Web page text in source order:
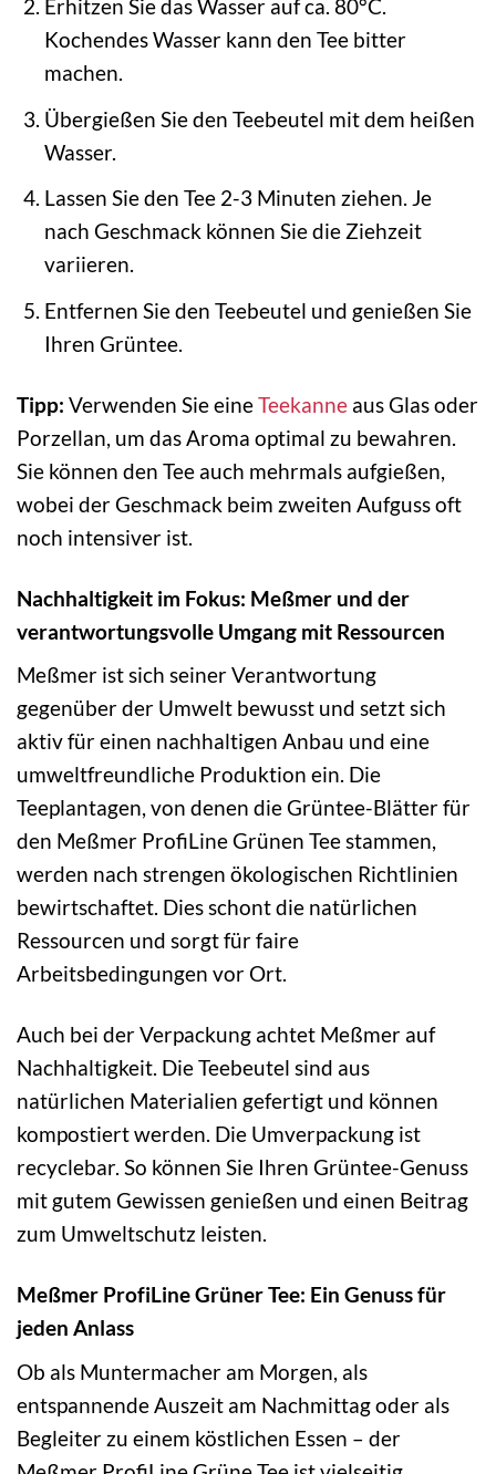
Erhitzen Sie das Wasser auf ca. 80°C.
Kochendes Wasser kann den Tee bitter
machen.
Übergießen Sie den Teebeutel mit dem heißen
Wasser.
Lassen Sie den Tee 2-3 Minuten ziehen. Je
nach Geschmack können Sie die Ziehzeit
variieren.
Entfernen Sie den Teebeutel und genießen Sie
Ihren Grüntee.
Tipp: Verwenden Sie eineTeekanne aus Glas oder
Porzellan, um das Aroma optimal zu bewahren.
Sie können den Tee auch mehrmals aufgießen,
wobei der Geschmack beim zweiten Aufguss oft
noch intensiver ist.
Nachhaltigkeit im Fokus: Meßmer und der
verantwortungsvolle Umgang mit Ressourcen
Meßmer ist sich seiner Verantwortung
gegenüber der Umwelt bewusst und setzt sich
aktiv für einen nachhaltigen Anbau und eine
umweltfreundliche Produktion ein. Die
Teeplantagen, von denen die Grüntee-Blätter für
den Meßmer ProfiLine Grünen Tee stammen,
werden nach strengen ökologischen Richtlinien
bewirtschaftet. Dies schont die natürlichen
Ressourcen und sorgt für faire
Arbeitsbedingungen vor Ort.
Auch bei der Verpackung achtet Meßmer auf
Nachhaltigkeit. Die Teebeutel sind aus
natürlichen Materialien gefertigt und können
kompostiert werden. Die Umverpackung ist
recyclebar. So können Sie Ihren Grüntee-Genuss
mit gutem Gewissen genießen und einen Beitrag
zum Umweltschutz leisten.
Meßmer ProfiLine Grüner Tee: Ein Genuss für
jeden Anlass
Ob als Muntermacher am Morgen, als
entspannende Auszeit am Nachmittag oder als
Begleiter zu einem köstlichen Essen – der